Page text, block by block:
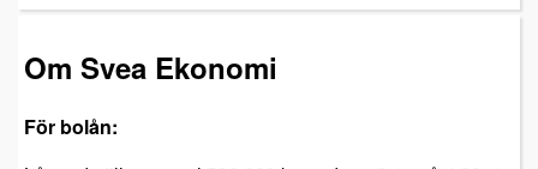
Om Svea Ekonomi
För bolån: